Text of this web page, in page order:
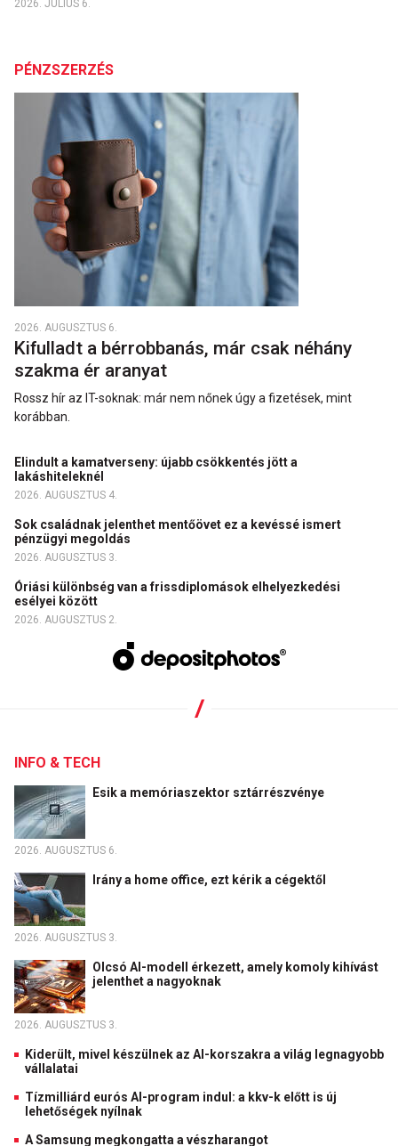
2026. JÚLIUS 6.
PÉNZSZERZÉS
2026. AUGUSZTUS 6.
Kifulladt a bérrobbanás, már csak néhány
szakma ér aranyat
Rossz hír az IT-soknak: már nem nőnek úgy a fizetések, mint
korábban.
Elindult a kamatverseny: újabb csökkentés jött a
lakáshiteleknél
2026. AUGUSZTUS 4.
Sok családnak jelenthet mentőövet ez a kevéssé ismert
pénzügyi megoldás
2026. AUGUSZTUS 3.
Óriási különbség van a frissdiplomások elhelyezkedési
esélyei között
2026. AUGUSZTUS 2.
INFO & TECH
Esik a memóriaszektor sztárrészvénye
2026. AUGUSZTUS 6.
Irány a home office, ezt kérik a cégektől
2026. AUGUSZTUS 3.
Olcsó AI-modell érkezett, amely komoly kihívást
jelenthet a nagyoknak
2026. AUGUSZTUS 3.
Kiderült, mivel készülnek az AI-korszakra a világ legnagyobb
vállalatai
Tízmilliárd eurós AI-program indul: a kkv-k előtt is új
lehetőségek nyílnak
A Samsung megkongatta a vészharangot